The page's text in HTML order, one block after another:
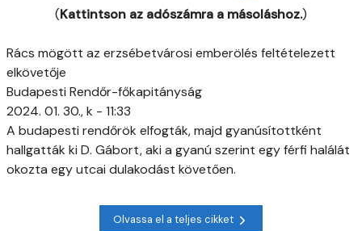
(Kattintson az adószámra a másoláshoz.)
Rács mögött az erzsébetvárosi emberölés feltételezett
elkövetője
Budapesti Rendőr-főkapitányság
2024. 01. 30., k - 11:33
A budapesti rendőrök elfogták, majd gyanúsítottként
hallgatták ki D. Gábort, aki a gyanú szerint egy férfi halálát
okozta egy utcai dulakodást követően.
Olvassa el a teljes cikket